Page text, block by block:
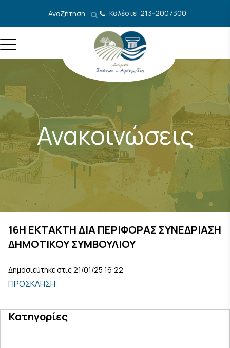
Αναζήτηση Καλέστε: 213-2007300
Ανακοινώσεις
16Η EKTAKTH ΔΙΑ ΠΕΡΙΦΟΡΑΣ ΣΥΝΕΔΡΙΑΣΗ
ΔΗΜΟΤΙΚΟΥ ΣΥΜΒΟΥΛΙΟΥ
Δημοσιεύτηκε στις 21/01/25 16:22
ΠΡΟΣΚΛΗΣΗ
Κατηγορίες